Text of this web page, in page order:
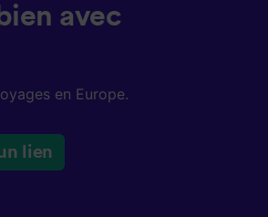
avec
en Europe.
lien